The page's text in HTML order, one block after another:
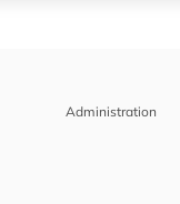
Administration